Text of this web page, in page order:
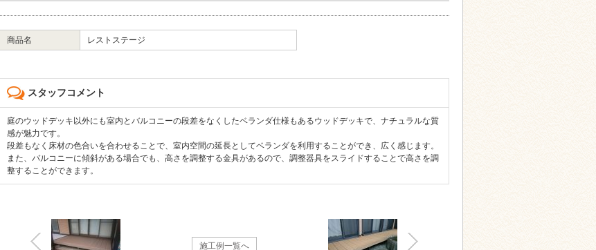
商品名 レストステージ
スタッフコメント
庭のウッドデッキ以外にも室内とバルコニーの段差をなくしたベランダ仕様もあるウッドデッキで、ナチュラルな質
感が魅力です。
段差もなく床材の色合いを合わせることで、室内空間の延長としてベランダを利用することができ、広く感じます。
また、バルコニーに傾斜がある場合でも、高さを調整する金具があるので、調整器具をスライドすることで高さを調
整することができます。
施工例一覧へ